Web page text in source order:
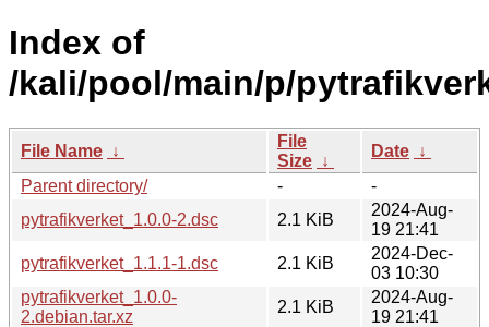
Index of
/kali/pool/main/p/
File Name ↓
File
Size ↓
Date ↓
Parent directory/
-
-
pytrafikverket_1.0.0-2.dsc
2.1 KiB
2024-Aug-
19 21:41
pytrafikverket_1.1.1-1.dsc
2.1 KiB
2024-Dec-
03 10:30
pytrafikverket_1.0.0-
2.debian.tar.xz
2.1 KiB
2024-Aug-
19 21:41